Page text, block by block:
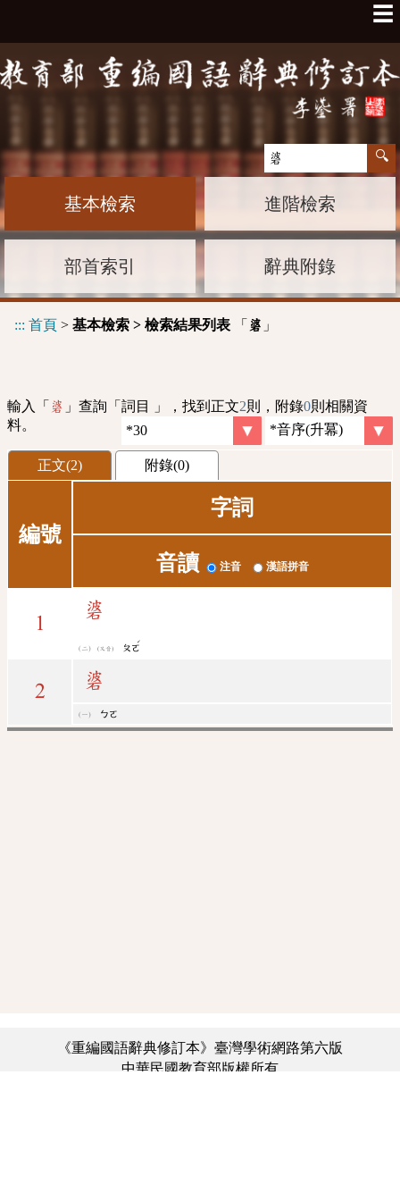
☰
基本檢索 進階檢索
部首索引 辭典附錄
::: 首頁 > 基本檢索 > 檢索結果列表 「 碆 」
輸入「 碆 」查詢「詞目 」，找到正文2則，附錄0則相關資
料。
正文(2) 附錄(0)
編號
字詞
音讀 注音 漢語拼音
1
碆
(又音) ㄆㄛ
ˊ
2 碆
ㄅㄛ
《重編國語辭典修訂本》臺灣學術網路第六版
中華民國教育部版權所有